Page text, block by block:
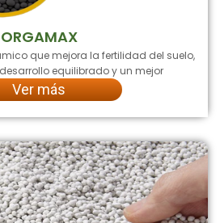
ORGAMAX
que mejora la fertilidad del suelo,
equilibrado y un mejor
Ver más